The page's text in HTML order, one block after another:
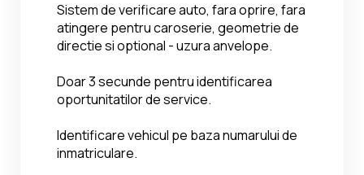
Sistem de verificare auto, fara oprire, fara
atingere pentru caroserie, geometrie de
directie si optional - uzura anvelope.
Doar 3 secunde pentru identificarea
oportunitatilor de service.
Identificare vehicul pe baza numarului de
inmatriculare.